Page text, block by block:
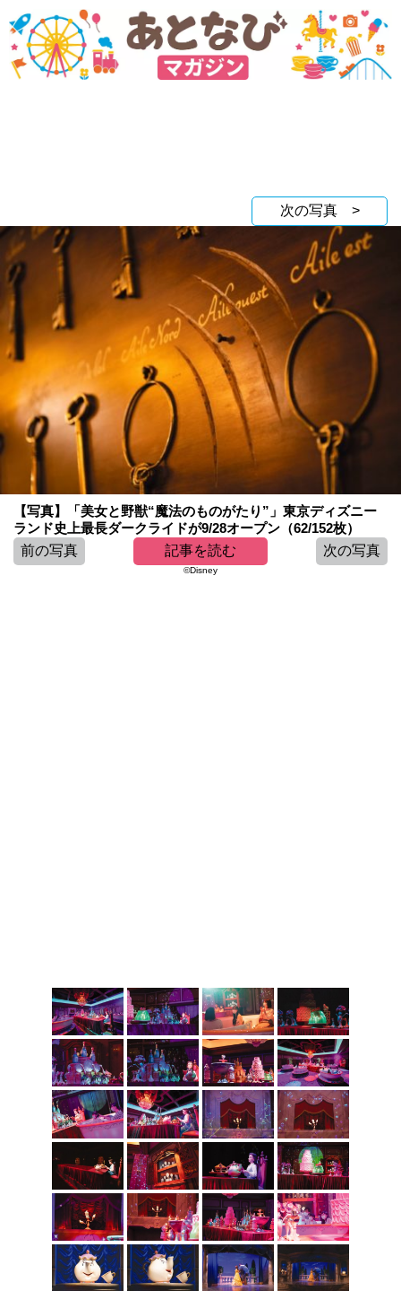
次の写真 >
【写真】「美女と野獣“魔法のものがたり”」東京ディズニー
ランド史上最長ダークライドが9/28オープン（62/152枚）
前の写真
記事を読む 次の写真
©︎Disney